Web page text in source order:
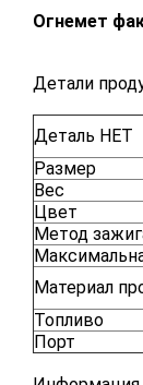
Огнемет
Детали
Деталь НЕТ
Размер
Вес
Цвет
Метод
Материал
Топливо
Порт